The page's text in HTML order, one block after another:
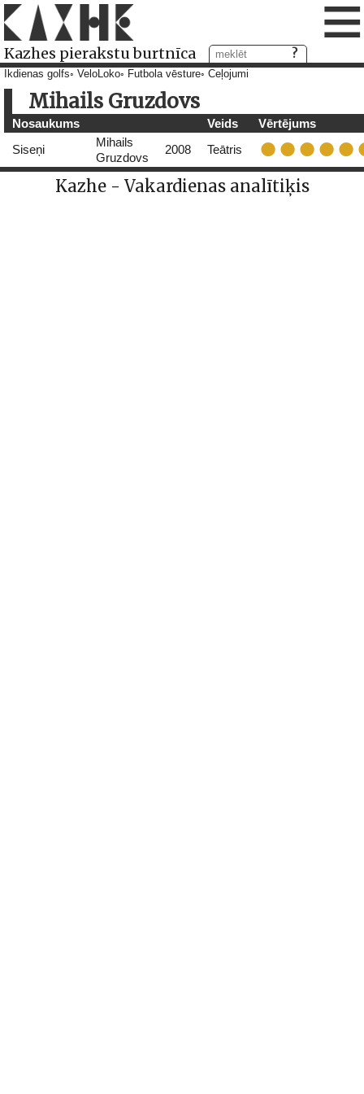
Kazhes pierakstu burtnīca ≡
Ikdienas golfs VeloLoko Futbola vēsture Ceļojumi
Mihails Gruzdovs
Nosaukums Veids
Vērtējums
Siseņi
Mihails
Gruzdovs
2008 Teātris
Kazhe - Vakardienas analītiķis